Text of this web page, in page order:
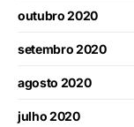
outubro 2020
setembro 2020
agosto 2020
julho 2020